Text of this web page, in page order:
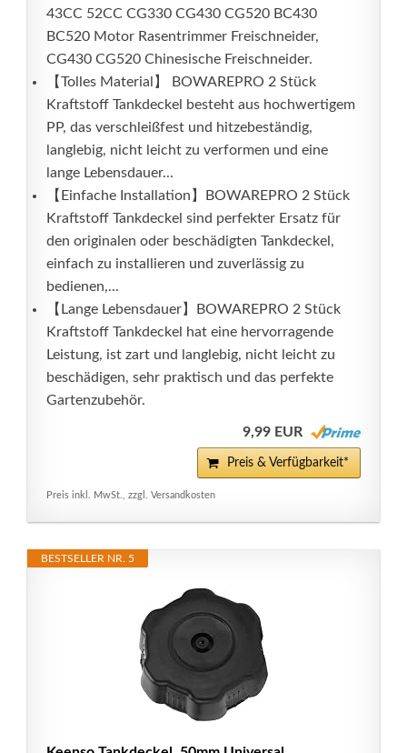
43CC 52CC CG330 CG430 CG520 BC430
BC520 Motor Rasentrimmer Freischneider,
CG430 CG520 Chinesische Freischneider.
【Tolles Material】 BOWAREPRO 2 Stück
Kraftstoff Tankdeckel besteht aus hochwertigem
PP, das verschleißfest und hitzebeständig,
langlebig, nicht leicht zu verformen und eine
lange Lebensdauer...
【Einfache Installation】BOWAREPRO 2 Stück
Kraftstoff Tankdeckel sind perfekter Ersatz für
den originalen oder beschädigten Tankdeckel,
einfach zu installieren und zuverlässig zu
bedienen,...
【Lange Lebensdauer】BOWAREPRO 2 Stück
Kraftstoff Tankdeckel hat eine hervorragende
Leistung, ist zart und langlebig, nicht leicht zu
beschädigen, sehr praktisch und das perfekte
Gartenzubehör.
9,99 EUR
Preis & Verfügbarkeit*
Preis inkl. MwSt., zzgl. Versandkosten
BESTSELLER NR. 5